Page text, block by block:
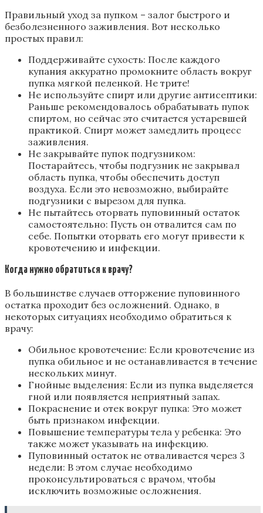
Правильный уход за пупком – залог быстрого и
безболезненного заживления. Вот несколько
простых правил:
Поддерживайте сухость: После каждого
купания аккуратно промокните область вокруг
пупка мягкой пеленкой. Не трите!
Не используйте спирт или другие антисептики:
Раньше рекомендовалось обрабатывать пупок
спиртом, но сейчас это считается устаревшей
практикой. Спирт может замедлить процесс
заживления.
Не закрывайте пупок подгузником:
Постарайтесь, чтобы подгузник не закрывал
область пупка, чтобы обеспечить доступ
воздуха. Если это невозможно, выбирайте
подгузники с вырезом для пупка.
Не пытайтесь оторвать пуповинный остаток
самостоятельно: Пусть он отвалится сам по
себе. Попытки оторвать его могут привести к
кровотечению и инфекции.
Когда нужно обратиться к врачу?
В большинстве случаев отторжение пуповинного
остатка проходит без осложнений. Однако, в
некоторых ситуациях необходимо обратиться к
врачу:
Обильное кровотечение: Если кровотечение из
пупка обильное и не останавливается в течение
нескольких минут.
Гнойные выделения: Если из пупка выделяется
гной или появляется неприятный запах.
Покраснение и отек вокруг пупка: Это может
быть признаком инфекции.
Повышение температуры тела у ребенка: Это
также может указывать на инфекцию.
Пуповинный остаток не отваливается через 3
недели: В этом случае необходимо
проконсультироваться с врачом, чтобы
исключить возможные осложнения.